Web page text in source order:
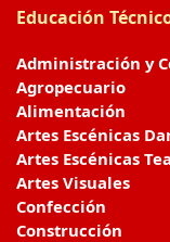
Educación
Administración y
Agropecuario
Alimentación
Artes Escénicas
Artes Escénicas
Artes Visuales
Confección
Construcción